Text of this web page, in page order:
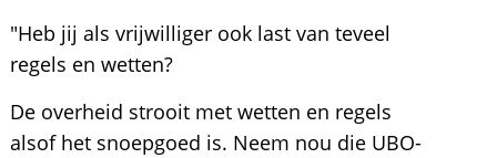
"Heb jij als vrijwilliger ook last van teveel
regels en wetten?
De overheid strooit met wetten en regels
alsof het snoepgoed is. Neem nou die UBO-